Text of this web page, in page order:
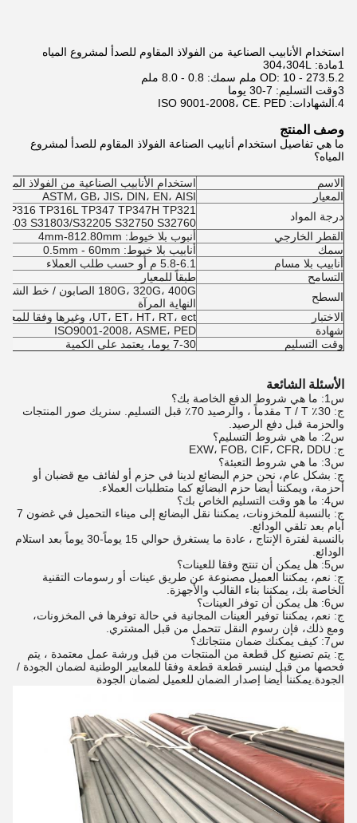
استخدام الأنابيب الصناعية من الفولاذ المقاوم للصدأ لمشروع المياه
1مادة: 304،304L
2.OD: 10 - 273.5 ملم سمك: 0.8 - 8.0 ملم
3وقت التسليم: 7-30 يوما
4.الشهادات: ISO 9001-2008، CE. PED
وصف المنتج
ما هي تفاصيل استخدام أنابيب الصناعة الفولاذ المقاوم للصدأ لمشروع
المياه؟
الاسم
استخدام الأنابيب الصناعية من الفولاذ
المعيار
ASTM، GB، JIS، DIN، EN، AISI
درجة المواد
TP316L TP347 TP347H TP321
S31803/S32205 S32750 S32760
القطر الخارجي
أنبوب بلا خيوط: 4mm-812.80mm
سمك
أنابيب بلا خيوط: 0.5mm - 60mm
أنابيب بلا مسام
5.8-6.1 م أو حسب طلب العملاء
التسامح
طبقاً للمعيار
السطح
النهاية المرآة
الاختبار
UT، ET، HT، RT، ect، وغيرها وفقا للمعيار، أو حسب طلبات العملاء
شهادة
ISO9001-2008، ASME، PED
وقت التسليم
7-30 يوما، يعتمد على الكمية
الأسئلة الشائعة
س1: ما هي شروط الدفع الخاصة بك؟
ج: 30٪ T / T مقدماً ، والرصيد 70٪ قبل التسليم. سنريك صور المنتجات
والحزمة قبل دفع الرصيد.
س2: ما هي شروط التسليم؟
ج: EXW، FOB، CIF، CFR، DDU
س3: ما هي شروط التعبئة؟
ج: بشكل عام، نحن حزم البضائع لدينا في حزم أو لفائف مع قضبان أو
أحزمة، ويمكننا أيضا حزم البضائع كما متطلبات العملاء.
س4: ما هو وقت التسليم الخاص بك؟
ج: بالنسبة للمخزونات، يمكننا نقل البضائع إلى ميناء التحميل في غضون 7
أيام بعد تلقي الودائع.
بالنسبة لفترة الإنتاج ، عادة ما يستغرق حوالي 15 يوماً-30 يوماً بعد استلام
الودائع.
س5: هل يمكن أن تنتج وفقا للعينات؟
ج: نعم، يمكننا العميل مصنوعة عن طريق عينات أو رسومات التقنية
الخاصة بك، يمكننا بناء القالب والأجهزة.
س6: هل يمكن أن توفر العينات؟
ج: نعم، يمكننا توفير العينات المجانية في حالة توفرها في المخزونات،
ومع ذلك، فإن رسوم النقل تتحمل من قبل المشتري.
س7: كيف يمكنك ضمان منتجاتك؟
ج: يتم تصنيع كل قطعة من المنتجات من قبل ورشة عمل معتمدة ، يتم
فحصها من قبل لينسر قطعة قطعة وفقا للمعايير الوطنية لضمان الجودة /
الجودة.يمكننا أيضا إصدار الضمان للعميل لضمان الجودة